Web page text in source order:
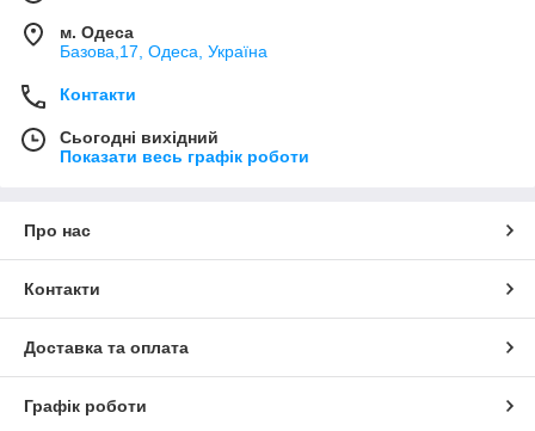
м. Одеса
Базова,17, Одеса, Україна
Контакти
Сьогодні вихідний
Показати весь графік роботи
Про нас
Контакти
Доставка та оплата
Графік роботи